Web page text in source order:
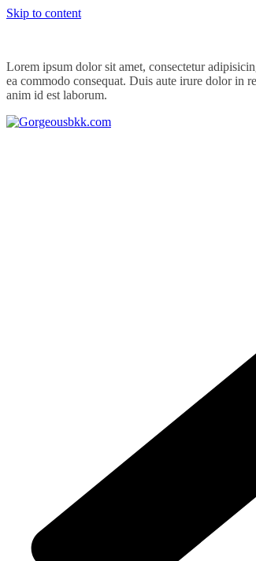
Skip to content
Lorem ipsum dolor sit amet, consectetur
ea commodo consequat. Duis aute irure dolor in
anim id est laborum.